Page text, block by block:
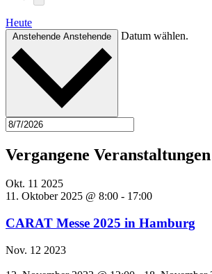
Heute
Anstehende Anstehende Datum wählen.
Vergangene Veranstaltungen
Okt. 11 2025
11. Oktober 2025 @ 8:00 - 17:00
CARAT Messe 2025 in Hamburg
Nov. 12 2023